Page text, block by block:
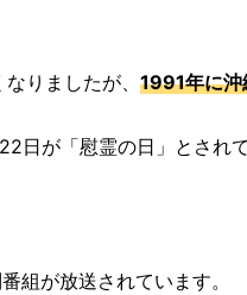
りましたが、 1991年に沖
日が「慰霊の日」とされ
組が放送されています。